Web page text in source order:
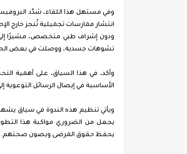
وفي مستهل هذا اللقاء، شدّد
انتشار ممارسات تجميلية تُنجز خارج
ودون إشراف طبي متخصص، مشيرًا
تشوهات جسدية، ووصلت في بعض
وأكد، في هذا السياق، على أهمية
الأساسية في إيصال الرسائل التوعوية
ويأتي تنظيم هذه الندوة في سياق
يجعل من الضروري مواكبة هذا التطور
يحفظ حقوق المرضى ويصون صحتهم.